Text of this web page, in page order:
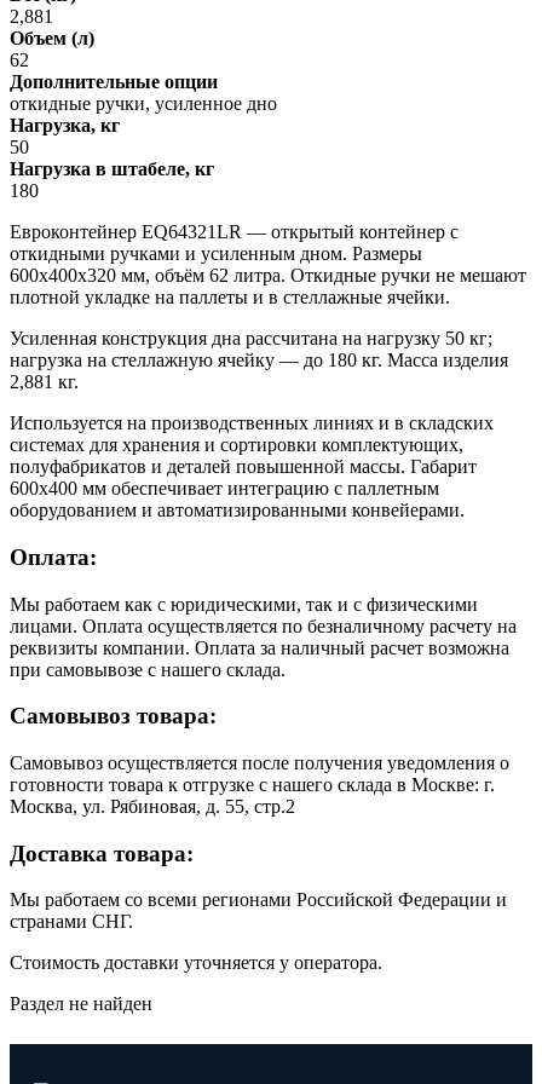
2,881
Объем (л)
62
Дополнительные опции
откидные ручки, усиленное дно
Нагрузка, кг
50
Нагрузка в штабеле, кг
180
Евроконтейнер EQ64321LR — открытый контейнер с
откидными ручками и усиленным дном. Размеры
600х400х320 мм, объём 62 литра. Откидные ручки не мешают
плотной укладке на паллеты и в стеллажные ячейки.
Усиленная конструкция дна рассчитана на нагрузку 50 кг;
нагрузка на стеллажную ячейку — до 180 кг. Масса изделия
2,881 кг.
Используется на производственных линиях и в складских
системах для хранения и сортировки комплектующих,
полуфабрикатов и деталей повышенной массы. Габарит
600х400 мм обеспечивает интеграцию с паллетным
оборудованием и автоматизированными конвейерами.
Оплата:
Мы работаем как с юридическими, так и с физическими
лицами. Оплата осуществляется по безналичному расчету на
реквизиты компании. Оплата за наличный расчет возможна
при самовывозе с нашего склада.
Самовывоз товара:
Самовывоз осуществляется после получения уведомления о
готовности товара к отгрузке с нашего склада в Москве: г.
Москва, ул. Рябиновая, д. 55, стр.2
Доставка товара:
Мы работаем со всеми регионами Российской Федерации и
странами СНГ.
Стоимость доставки уточняется у оператора.
Раздел не найден